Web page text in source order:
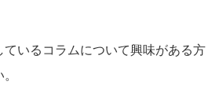
いるコラムについて興味がある方